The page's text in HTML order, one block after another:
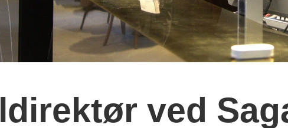
ved